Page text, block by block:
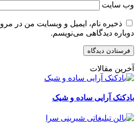
وب‌ سایت
ذخیره نام، ایمیل و وبسایت من در
دوباره دیدگاهی می‌نویسم.
آخرین مقالات
بادکنک آرایی ساده و شیک